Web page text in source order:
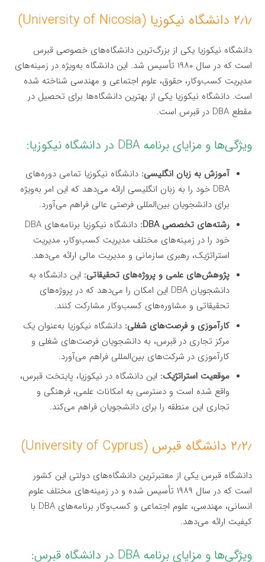
۲٫۱٫ دانشگاه نیکوزیا (University of Nicosia)
دانشگاه نیکوزیا یکی از بزرگ‌ترین دانشگاه‌های خصوصی قبرس
است که در سال ۱۹۸۰ تأسیس شد. این دانشگاه به‌ویژه در زمینه‌های
مدیریت کسب‌وکار، حقوق، علوم اجتماعی و مهندسی شناخته شده
است. دانشگاه نیکوزیا یکی از بهترین دانشگاه‌ها برای تحصیل در
مقطع DBA در قبرس است.
ویژگی‌ها و مزایای برنامه DBA در دانشگاه نیکوزیا:
آموزش به زبان انگلیسی: دانشگاه نیکوزیا تمامی دوره‌های
DBA خود را به زبان انگلیسی ارائه می‌دهد که این امر به‌ویژه
برای دانشجویان بین‌المللی فرصتی عالی فراهم می‌آورد.
رشته‌های تخصصی DBA:
دانشگاه نیکوزیا برنامه‌های DBA
خود را در زمینه‌های مختلف مدیریت کسب‌وکار، مدیریت
استراتژیک، رهبری سازمانی و مدیریت مالی ارائه می‌دهد.
پژوهش‌های علمی و پروژه‌های تحقیقاتی: این دانشگاه به
دانشجویان DBA این امکان را می‌دهد که در پروژه‌های
تحقیقاتی و مشاوره‌های کسب‌وکار مشارکت کنند.
کارآموزی و فرصت‌های شغلی: دانشگاه نیکوزیا به‌عنوان یک
مرکز تجاری در قبرس، به دانشجویان فرصت‌های شغلی و
کارآموزی در شرکت‌های بین‌المللی فراهم می‌آورد.
موقعیت استراتژیک: این دانشگاه در نیکوزیا، پایتخت قبرس،
واقع شده است و دسترسی به امکانات علمی، فرهنگی و
تجاری این منطقه را برای دانشجویان فراهم می‌کند.
۲٫۲٫ دانشگاه قبرس (University of Cyprus)
دانشگاه قبرس یکی از معتبرترین دانشگاه‌های دولتی این کشور
است که در سال ۱۹۸۹ تأسیس شده و در زمینه‌های مختلف علوم
انسانی، مهندسی، علوم اجتماعی و کسب‌وکار برنامه‌های DBA با
کیفیت ارائه می‌دهد.
ویژگی‌ها و مزایای برنامه DBA در دانشگاه قبرس: